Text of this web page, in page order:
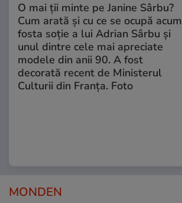
O mai ții minte pe Janine Sârbu?
Cum arată și cu ce se ocupă acum
fosta soție a lui Adrian Sârbu și
unul dintre cele mai apreciate
modele din anii 90. A fost
decorată recent de Ministerul
Culturii din Franța. Foto
MONDEN